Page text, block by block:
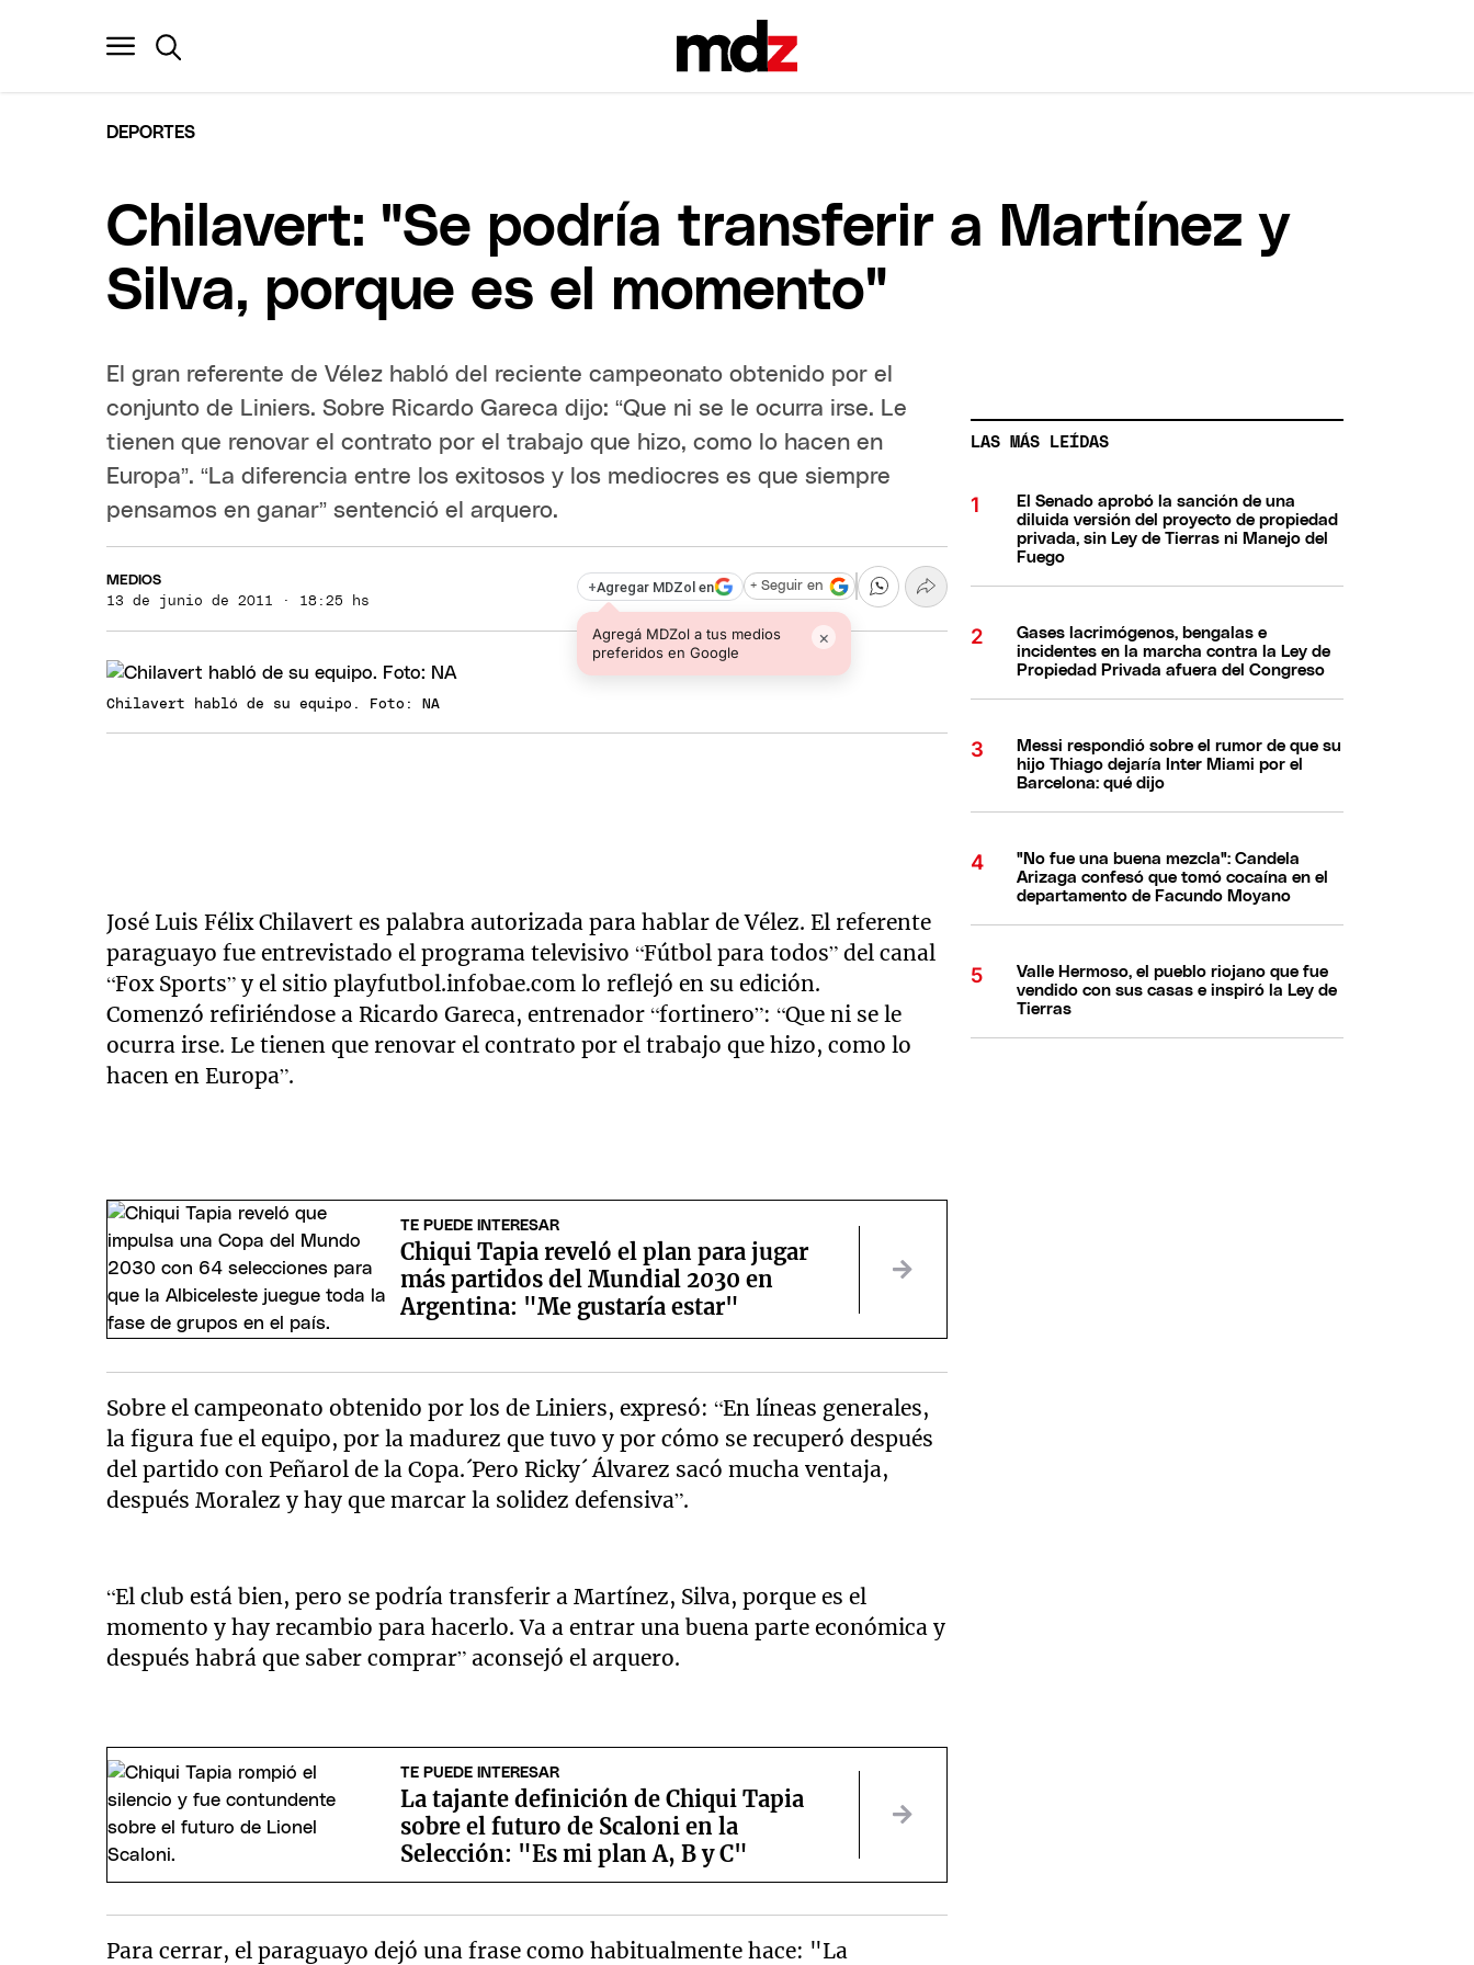
DEPORTES
Chilavert: "Se podría transferir a Martínez y
Silva, porque es el momento"
El gran referente de Vélez habló del reciente campeonato obtenido por el
conjunto de Liniers. Sobre Ricardo Gareca dijo: “Que ni se le ocurra irse. Le
tienen que renovar el contrato por el trabajo que hizo, como lo hacen en
Europa”. “La diferencia entre los exitosos y los mediocres es que siempre
pensamos en ganar” sentenció el arquero.
MEDIOS
13 de junio de 2011 · 18:25 hs
+Agregar MDZol en
Agregá MDZol a tus medios
preferidos en Google
×
+ Seguir en
Chilavert habló de su equipo. Foto: NA
José Luis Félix Chilavert es palabra autorizada para hablar de Vélez. El referente
paraguayo fue entrevistado el programa televisivo “Fútbol para todos” del canal
“Fox Sports” y el sitio playfutbol.infobae.com lo reflejó en su edición.
Comenzó refiriéndose a Ricardo Gareca, entrenador “fortinero”: “Que ni se le
ocurra irse. Le tienen que renovar el contrato por el trabajo que hizo, como lo
hacen en Europa”.
TE PUEDE INTERESAR
Chiqui Tapia reveló el plan para jugar
más partidos del Mundial 2030 en
Argentina: "Me gustaría estar"
Sobre el campeonato obtenido por los de Liniers, expresó: “En líneas generales,
la figura fue el equipo, por la madurez que tuvo y por cómo se recuperó después
del partido con Peñarol de la Copa.´Pero Ricky´ Álvarez sacó mucha ventaja,
después Moralez y hay que marcar la solidez defensiva”.
“El club está bien, pero se podría transferir a Martínez, Silva, porque es el
momento y hay recambio para hacerlo. Va a entrar una buena parte económica y
después habrá que saber comprar” aconsejó el arquero.
TE PUEDE INTERESAR
La tajante definición de Chiqui Tapia
sobre el futuro de Scaloni en la
Selección: "Es mi plan A, B y C"
Para cerrar, el paraguayo dejó una frase como habitualmente hace: "La
LAS MÁS LEÍDAS
El Senado aprobó la sanción de una
diluida versión del proyecto de propiedad
privada, sin Ley de Tierras ni Manejo del
Fuego
Gases lacrimógenos, bengalas e
incidentes en la marcha contra la Ley de
Propiedad Privada afuera del Congreso
Messi respondió sobre el rumor de que su
hijo Thiago dejaría Inter Miami por el
Barcelona: qué dijo
"No fue una buena mezcla": Candela
Arizaga confesó que tomó cocaína en el
departamento de Facundo Moyano
Valle Hermoso, el pueblo riojano que fue
vendido con sus casas e inspiró la Ley de
Tierras